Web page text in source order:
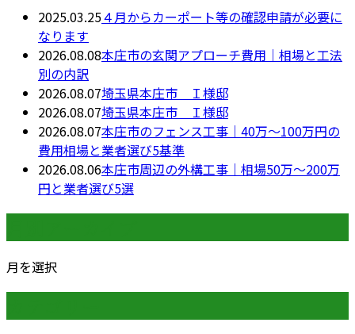
2025.03.25４月からカーポート等の確認申請が必要に
なります
2026.08.08本庄市の玄関アプローチ費用｜相場と工法
別の内訳
2026.08.07埼玉県本庄市 Ｉ様邸
2026.08.07埼玉県本庄市 Ｉ様邸
2026.08.07本庄市のフェンス工事｜40万〜100万円の
費用相場と業者選び5基準
2026.08.06本庄市周辺の外構工事｜相場50万〜200万
円と業者選び5選
月を選択